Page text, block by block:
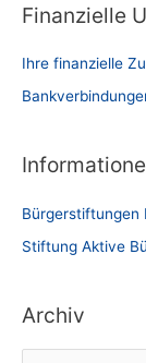
Finanzielle
Ihre finanzielle
Bürgerstiftungen
Stiftung Aktive
Archiv